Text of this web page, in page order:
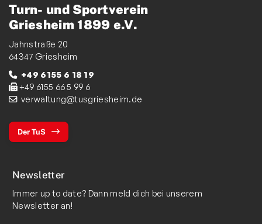
Turn- und Sportverein
Griesheim 1899 e.V.
Jahnstraße 20
64347 Griesheim
+49 6155 6 18 19
+49 6155 66 5 99 6
verwaltung@tusgriesheim.de
Der TuS
Newsletter
Immer up to date? Dann meld dich bei unserem
Newsletter an!